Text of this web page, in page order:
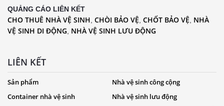
QUẢNG CÁO LIÊN KẾT
CHO THUÊ NHÀ VỆ SINH CHÒI BẢO VỆ CHỐT BẢO VỆ NHÀ
VỆ SINH DI ĐỘNG NHÀ VỆ SINH LƯU ĐỘNG
LIÊN KẾT
Sản phẩm
Nhà vệ sinh công cộng
Container nhà vệ sinh
Nhà vệ sinh lưu động